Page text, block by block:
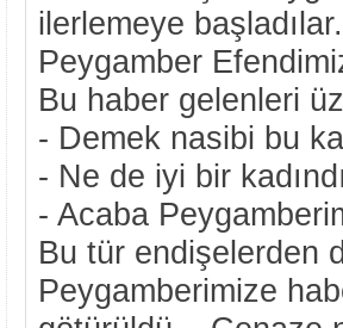
ilerlemeye
Peygamber
Bu haber gelenleri
- Demek nasibi bu
- Ne de iyi bir
- Acaba
Bu tür endişelerden
Peygamberimize